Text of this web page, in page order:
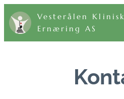
Vesterålen Klinisk
Ernæring AS